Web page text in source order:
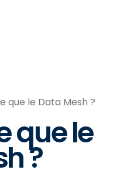
que le Data Mesh ?
que le
?